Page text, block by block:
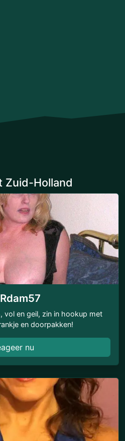
Zuid-Holland
vol en geil, zin in hookup met
en doorpakken!
nu